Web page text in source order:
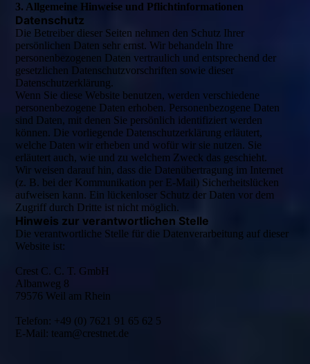
3. Allgemeine Hinweise und Pflichtinformationen
Datenschutz
Die Betreiber dieser Seiten nehmen den Schutz Ihrer
persönlichen Daten sehr ernst. Wir behandeln Ihre
personenbezogenen Daten vertraulich und entsprechend der
gesetzlichen Datenschutzvorschriften sowie dieser
Datenschutzerklärung.
Wenn Sie diese Website benutzen, werden verschiedene
personenbezogene Daten erhoben. Personenbezogene Daten
sind Daten, mit denen Sie persönlich identifiziert werden
können. Die vorliegende Datenschutzerklärung erläutert,
welche Daten wir erheben und wofür wir sie nutzen. Sie
erläutert auch, wie und zu welchem Zweck das geschieht.
Wir weisen darauf hin, dass die Datenübertragung im Internet
(z. B. bei der Kommunikation per E-Mail) Sicherheitslücken
aufweisen kann. Ein lückenloser Schutz der Daten vor dem
Zugriff durch Dritte ist nicht möglich.
Hinweis zur verantwortlichen Stelle
Die verantwortliche Stelle für die Datenverarbeitung auf dieser
Website ist:
Crest C. C. T. GmbH
Albanweg 8
79576 Weil am Rhein
Telefon: +49 (0) 7621 91 65 62 5
E-Mail: team@crestnet.de